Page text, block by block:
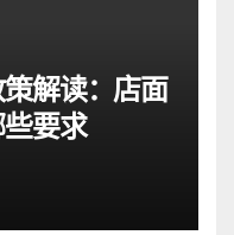
解读：店面
要求